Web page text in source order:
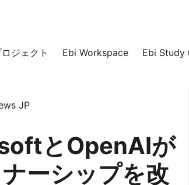
ジェクト Ebi Workspace Ebi Study
JP
とOpenAIが
ーシップを改